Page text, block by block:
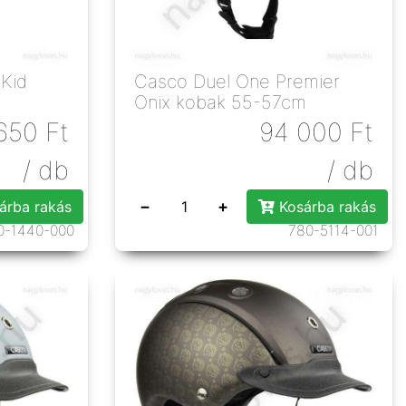
Ft
/ db
rakás
1440-000
Casco Duel One Premier
Onix kobak 55-57cm
94 000 Ft
/ db
− +
Kosárba rakás
780-5114-001